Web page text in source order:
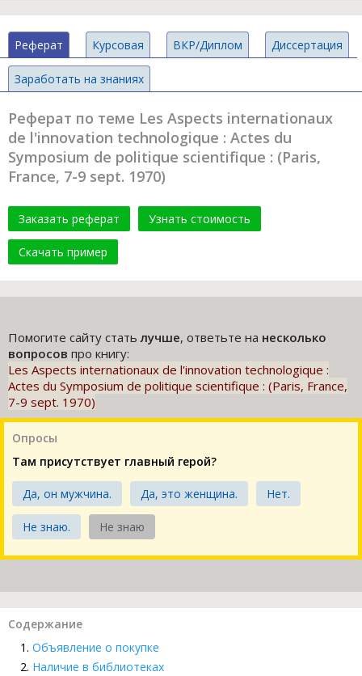
Реферат Курсовая ВКР/Диплом Диссертация
Заработать на знаниях
Реферат по теме Les Aspects internationaux
de l'innovation technologique : Actes du
Symposium de politique scientifique : (Paris,
France, 7-9 sept. 1970)
Заказать реферат Узнать стоимость
Скачать пример
Помогите сайту статьлучше, ответьте на несколько
вопросов про книгу:
Les Aspects internationaux de l'innovation technologique :
Actes du Symposium de politique scientifique : (Paris, France,
7-9 sept. 1970)
Опросы
Там присутствует главный герой?
Да, он мужчина. Да, это женщина. Нет.
Не знаю. Не знаю
Содержание
Объявление о покупке
Наличие в библиотеках